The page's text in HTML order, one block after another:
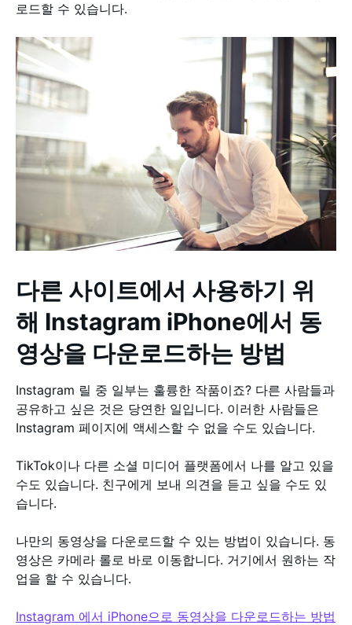
로드할 수 있습니다.
다른 사이트에서 사용하기 위
해 Instagram iPhone에서 동
영상을 다운로드하는 방법
Instagram 릴 중 일부는 훌륭한 작품이죠? 다른 사람들과
공유하고 싶은 것은 당연한 일입니다. 이러한 사람들은
Instagram 페이지에 액세스할 수 없을 수도 있습니다.
TikTok이나 다른 소셜 미디어 플랫폼에서 나를 알고 있을
수도 있습니다. 친구에게 보내 의견을 듣고 싶을 수도 있
습니다.
나만의 동영상을 다운로드할 수 있는 방법이 있습니다. 동
영상은 카메라 롤로 바로 이동합니다. 거기에서 원하는 작
업을 할 수 있습니다.
Instagram 에서 iPhone으로 동영상을 다운로드하는 방법